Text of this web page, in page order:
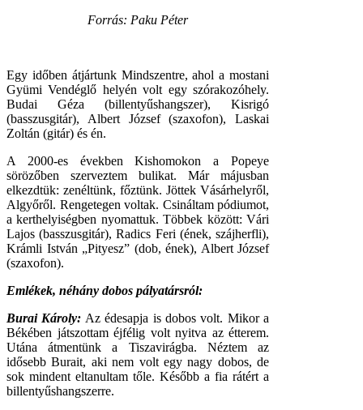
Forrás: Paku Péter
Egy időben átjártunk Mindszentre, ahol a mostani
Gyümi Vendéglő helyén volt egy szórakozóhely.
Budai Géza (billentyűshangszer), Kisrigó
(basszusgitár), Albert József (szaxofon), Laskai
Zoltán (gitár) és én.
A 2000-es években Kishomokon a Popeye
sörözőben szerveztem bulikat. Már májusban
elkezdtük: zenéltünk, főztünk. Jöttek Vásárhelyről,
Algyőről. Rengetegen voltak. Csináltam pódiumot,
a kerthelyiségben nyomattuk. Többek között: Vári
Lajos (basszusgitár), Radics Feri (ének, szájherfli),
Krámli István „Pityesz” (dob, ének), Albert József
(szaxofon).
Emlékek, néhány dobos pályatársról:
Burai Károly: Az édesapja is dobos volt. Mikor a
Békében játszottam éjfélig volt nyitva az étterem.
Utána átmentünk a Tiszavirágba. Néztem az
idősebb Burait, aki nem volt egy nagy dobos, de
sok mindent eltanultam tőle. Később a fia rátért a
billentyűshangszerre.